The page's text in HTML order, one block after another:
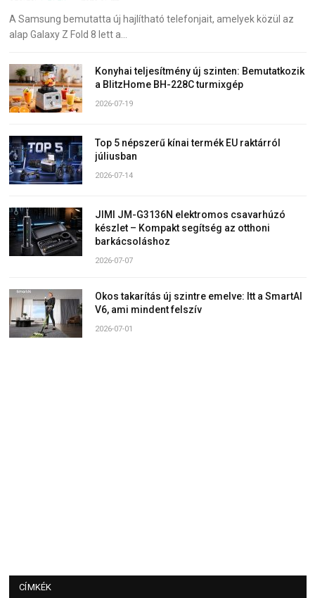
A Samsung bemutatta új hajlítható telefonjait, amelyek közül az
alap Galaxy Z Fold 8 lett a…
Konyhai teljesítmény új szinten: Bemutatkozik
a BlitzHome BH-228C turmixgép
2026-07-19
Top 5 népszerű kínai termék EU raktárról
júliusban
2026-07-14
JIMI JM-G3136N elektromos csavarhúzó
készlet – Kompakt segítség az otthoni
barkácsoláshoz
2026-07-07
Okos takarítás új szintre emelve: Itt a SmartAI
V6, ami mindent felszív
2026-07-01
CÍMKÉK